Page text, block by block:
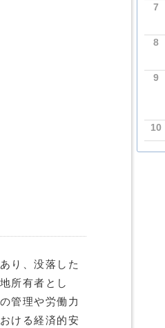
り、没落した
所有者とし
管理や労働力
ける経済的安
7
8
9
10